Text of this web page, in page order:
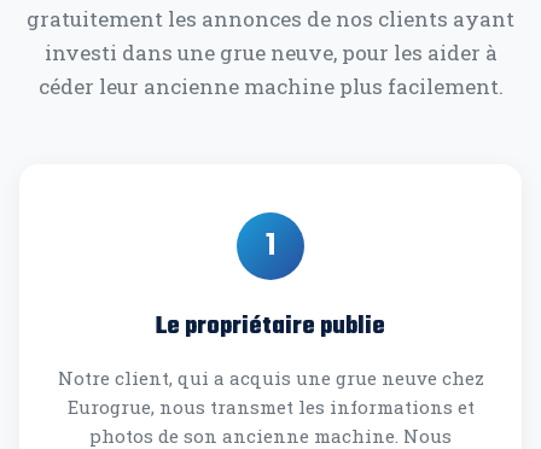
gratuitement les annonces de nos clients ayant
investi dans une grue neuve, pour les aider à
céder leur ancienne machine plus facilement.
1
Le propriétaire publie
Notre client, qui a acquis une grue neuve chez
Eurogrue, nous transmet les informations et
photos de son ancienne machine. Nous